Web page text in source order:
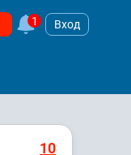
1 Вход
10